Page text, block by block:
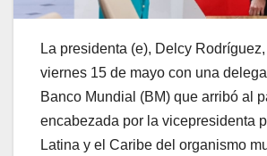
La presidenta (e), Delcy
viernes 15 de mayo con una
Banco Mundial (BM) que arribó al
encabezada por la vicepresidenta
Latina y el Caribe del organismo